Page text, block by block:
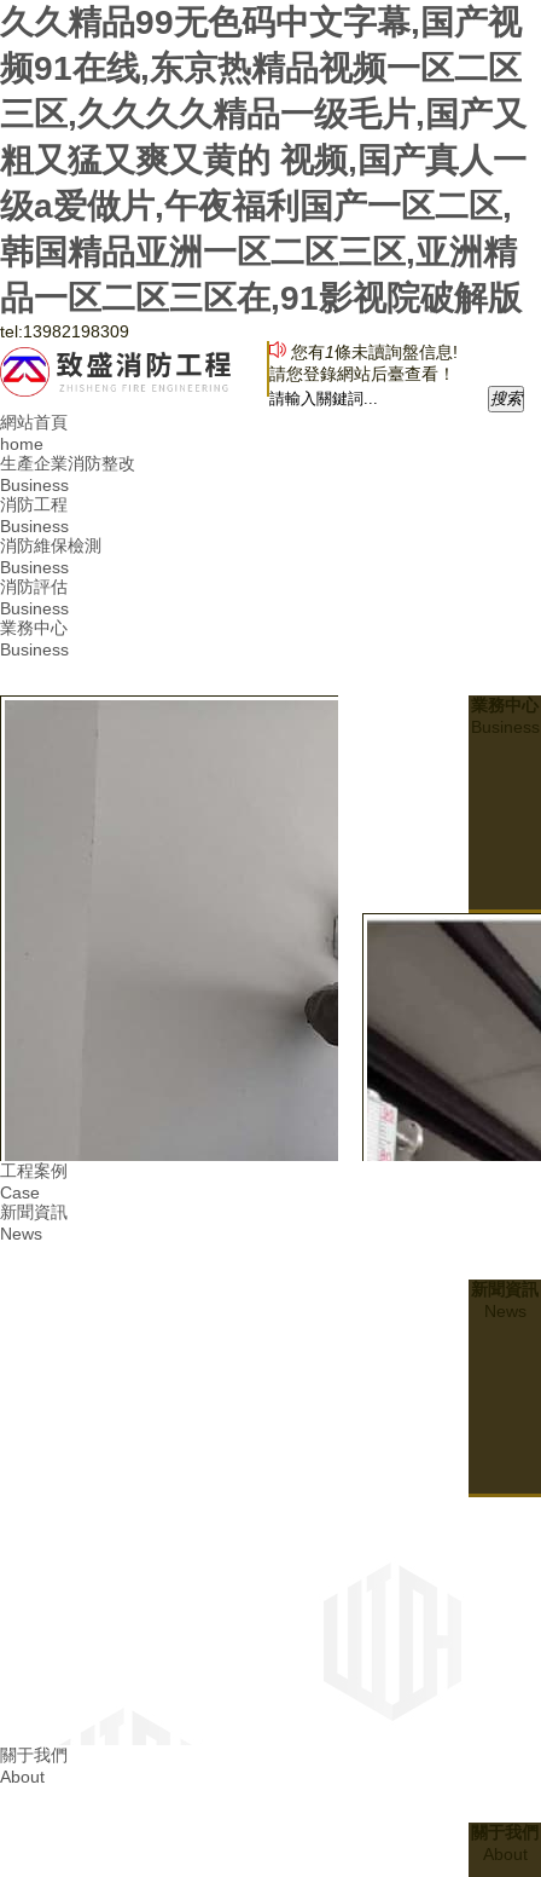
久久精品99无色码中文字幕,国产视
频91在线,东京热精品视频一区二区
三区,久久久久精品一级毛片,国产又
粗又猛又爽又黄的 视频,国产真人一
级a爱做片,午夜福利国产一区二区,
韩国精品亚洲一区二区三区,亚洲精
品一区二区三区在,91影视院破解版
tel:13982198309
您有1條未讀詢盤信息!
請您登錄網站后臺查看！
搜索
網站首頁
home
生產企業消防整改
Business
消防工程
Business
消防維保檢測
Business
消防評估
Business
業務中心
Business
業務中心
Business
工程案例
Case
新聞資訊
News
新聞資訊
News
關于我們
About
關于我們
About